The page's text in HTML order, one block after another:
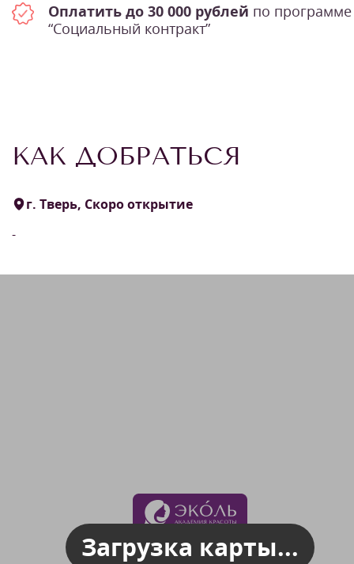
Оплатить до 30 000 рублей по программе
“Социальный контракт”
КАК ДОБРАТЬСЯ
г. Тверь, Скоро открытие
-
Загрузка карты...